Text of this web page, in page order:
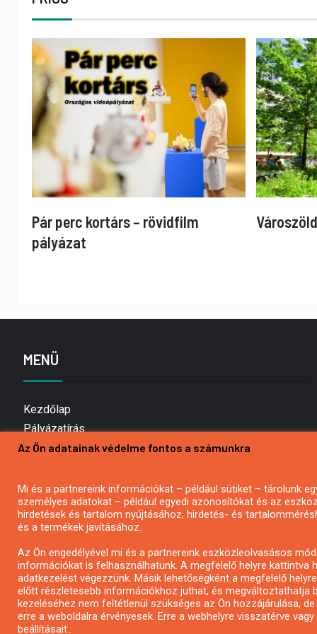
Pár perc kortárs – rövidfilm
pályázat
MENÜ
Kezdőlap
Pályázatírás
Bemutatkozás
Hírlevél feliratkozás
Impresszum
Kapcsolat
Az Ön adatainak védelme fontos a számunkra
Mi és a partnereink információkat – például sütiket – tárolunk
személyes adatokat – például egyedi azonosítókat és az
hirdetések és tartalom nyújtásához, hirdetés- és
és a termékek javításához.
Az Ön engedélyével mi és a partnereink eszközleolvasásos
információkat is felhasználhatunk. A megfelelő helyre
adatkezelést végezzünk. Másik lehetőségként a megfelelő
előtt részletesebb információkhoz juthat, és megváltoztathatja
kezeléséhez nem feltétlenül szükséges az Ön hozzájárulása,
erre a weboldalra érvényesek. Erre a webhelyre visszatérve
beállításait..